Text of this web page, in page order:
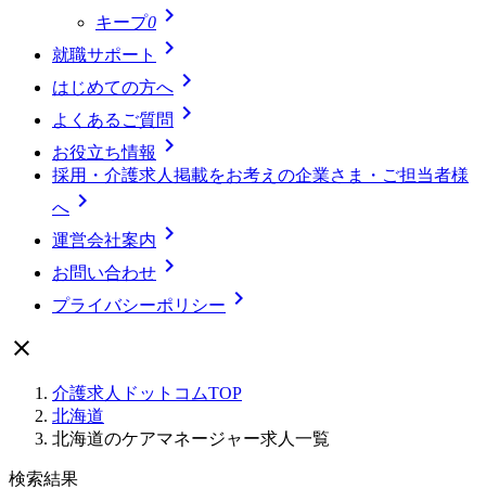
キープ0 
就職サポート 
はじめての方へ 
よくあるご質問 
お役立ち情報 
採用・介護求人掲載をお考えの企業さま・ご担当者様
へ 
運営会社案内 
お問い合わせ 
プライバシーポリシー 

介護求人ドットコムTOP
北海道
北海道のケアマネージャー求人一覧
検索結果